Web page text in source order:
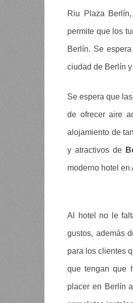
Riu Plaza
permite que los
Berlín. Se
ciudad de Berlín
Se espera que
de ofrecer aire
alojamiento de
y atractivos de
moderno hotel en
Al hotel no le
gustos, además
para los clientes
que tengan que
placer en Berlín